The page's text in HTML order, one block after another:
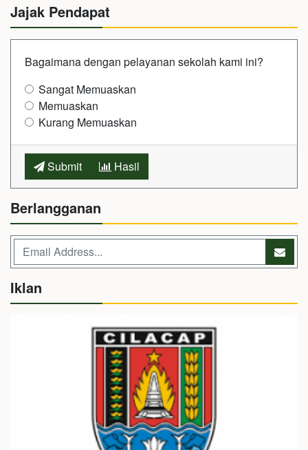
Jajak Pendapat
Bagaimana dengan pelayanan sekolah kami ini?
Sangat Memuaskan
Memuaskan
Kurang Memuaskan
Submit Hasil
Berlangganan
Iklan